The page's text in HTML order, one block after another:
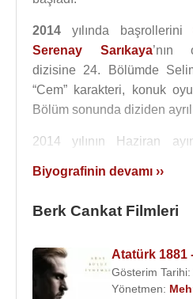
2014 yılında başrollerini
Serenay Sarıkaya’nın
dizisine 24. Bölümde
“Cem” karakteri, konuk
Bölüm sonunda diziden
2014 yılının Haziran
Karaca
Mümtaz Taylan ,Zerrin
Filmleri ve Dizileri:
Oyuncu
Biyografinin devamı ››
Berk Cankat Filmleri
Atatürk 1881
Gösterim Tarihi:
Yönetmen: